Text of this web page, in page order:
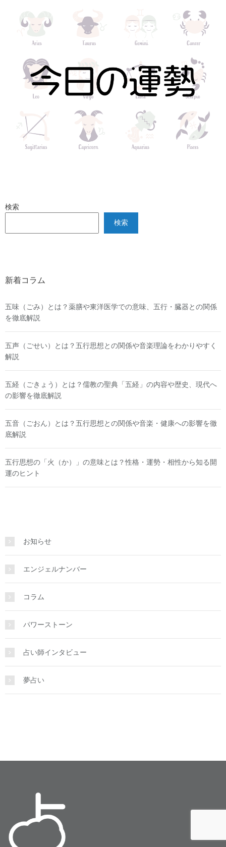
検索
検索
新着コラム
五味（ごみ）とは？薬膳や東洋医学での意味、五行・臓器との関係
を徹底解説
五声（ごせい）とは？五行思想との関係や音楽理論をわかりやすく
解説
五経（ごきょう）とは？儒教の聖典「五経」の内容や歴史、現代へ
の影響を徹底解説
五音（ごおん）とは？五行思想との関係や音楽・健康への影響を徹
底解説
五行思想の「火（か）」の意味とは？性格・運勢・相性から知る開
運のヒント
お知らせ
エンジェルナンバー
コラム
パワーストーン
占い師インタビュー
夢占い